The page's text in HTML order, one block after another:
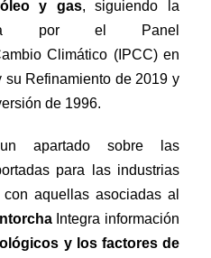
y gas,siguiendo la
por el Panel
Climático (IPCC) en
Refinamiento de 2019 y
de 1996.
apartado sobre las
para las industrias
con aquellas asociadas al
Integra información
y los factores de